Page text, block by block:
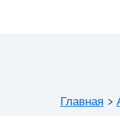
Главная